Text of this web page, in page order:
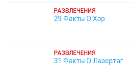
РАЗВЛЕЧЕНИЯ
29 Факты О Хор
РАЗВЛЕЧЕНИЯ
31 Факты О Лазертаг